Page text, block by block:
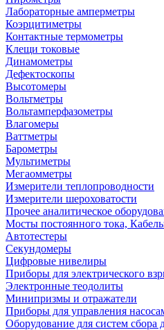
Лабораторные амперметры
Коэрцитиметры
Контактные термометры
Клещи токовые
Динамометры
Дефектоскопы
Высотомеры
Вольтметры
Вольтамперфазометры
Влагомеры
Ваттметры
Барометры
Мультиметры
Мегаомметры
Измерители теплопроводности
Измерители шероховатости
Прочее аналитическое
Мосты постоянного тока,
Автотестеры
Секундомеры
Цифровые нивелиры
Приборы для электрического
Электронные теодолиты
Минипризмы и отражатели
Приборы для управления
Оборудование для систем